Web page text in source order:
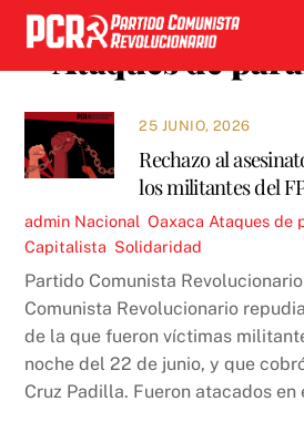
Skip
contentAtaques de
25 JUNIO, 2026
Rechazo al
los militantes del
admin Nacional ,Oaxaca Ataques de
Capitalista Solidaridad
Partido Comunista
Comunista Revolucionario
de la que fueron víctimas
noche del 22 de junio, y que
Cruz Padilla. Fueron atacados